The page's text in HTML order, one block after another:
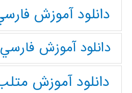
دانلود آموزش
دانلود آموزش
دانلود آموزش